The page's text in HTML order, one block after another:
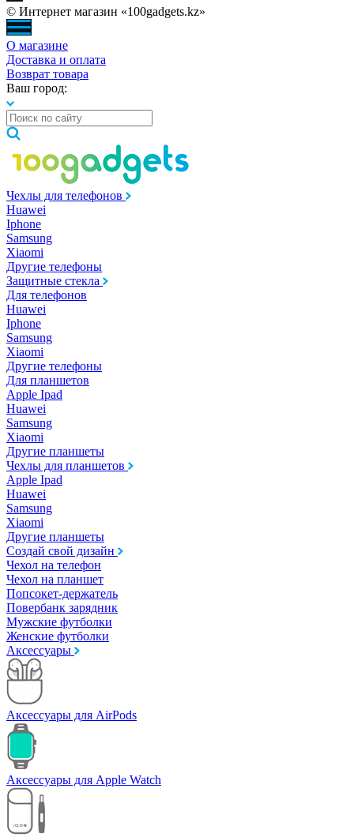
© Интернет магазин «100gadgets.kz»
О магазине
Доставка и оплата
Возврат товара
Ваш город:
Чехлы для телефонов
Huawei
Iphone
Samsung
Xiaomi
Другие телефоны
Защитные стекла
Для телефонов
Huawei
Iphone
Samsung
Xiaomi
Другие телефоны
Для планшетов
Apple Ipad
Huawei
Samsung
Xiaomi
Другие планшеты
Чехлы для планшетов
Apple Ipad
Huawei
Samsung
Xiaomi
Другие планшеты
Создай свой дизайн
Чехол на телефон
Чехол на планшет
Попсокет-держатель
Повербанк зарядник
Мужские футболки
Женские футболки
Аксессуары
Аксессуары для AirPods
Аксессуары для Apple Watch